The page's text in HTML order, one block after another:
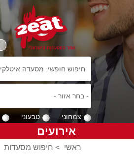
צמחוני טבעוני
אירועים
ראשי > חיפוש מסעדות